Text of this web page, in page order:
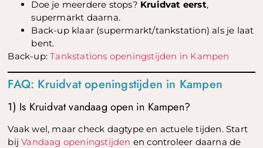
Doe je meerdere stops? Kruidvat eerst,
supermarkt daarna.
Back-up klaar (supermarkt/tankstation) als je laat
bent.
Back-up:Tankstations openingstijden in Kampen
FAQ: Kruidvat openingstijden in Kampen
1) Is Kruidvat vandaag open in Kampen?
Vaak wel, maar check dagtype en actuele tijden. Start
bijVandaag openingstijden en controleer daarna de